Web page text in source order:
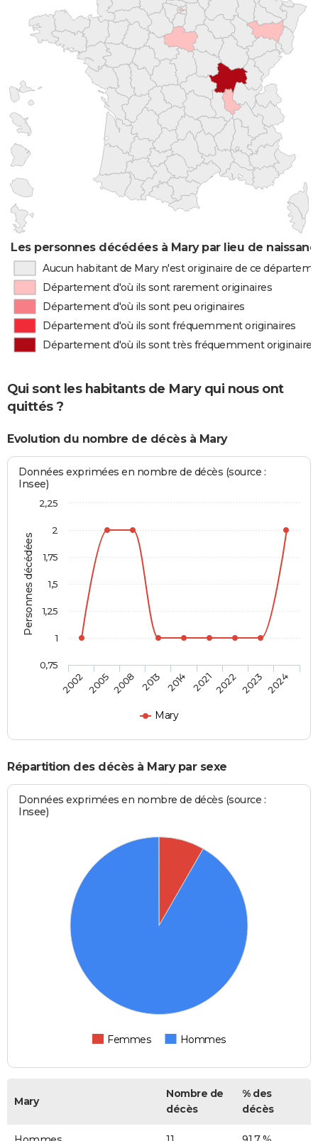
Les personnes décédées à Mary par lieu de
Aucun habitant de Mary n'est originaire de ce
Département d'où ils sont rarement originaires
Département d'où ils sont peu originaires
Département d'où ils sont fréquemment originaires
Département d'où ils sont très fréquemment originaires
Qui sont les habitants de Mary qui nous ont
quittés ?
Evolution du nombre de décès à Mary
Personnes décédées
Données exprimées en nombre de décès (source :
Insee)
Mary
2002 20052008 2013 2014 20212022 2023 2024
0,75
1
1,25
1,5
1,75
2
2,25
Répartition des décès à Mary par sexe
Données exprimées en nombre de décès (source :
Insee)
Femmes Hommes
Mary
Nombre de
décès
% des
décès